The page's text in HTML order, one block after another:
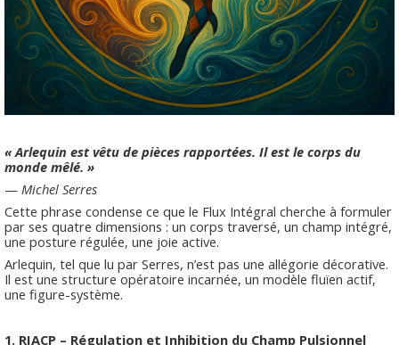
« Arlequin est vêtu de pièces rapportées. Il est le corps du
monde mêlé. »
— Michel Serres
Cette phrase condense ce que le Flux Intégral cherche à formuler
par ses quatre dimensions : un corps traversé, un champ intégré,
une posture régulée, une joie active.
Arlequin, tel que lu par Serres, n’est pas une allégorie décorative.
Il est une structure opératoire incarnée, un modèle fluïen actif,
une figure-système.
1. RIACP – Régulation et Inhibition du Champ Pulsionnel